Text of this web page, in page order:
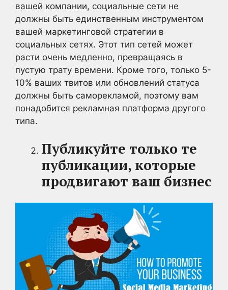
вашей компании, социальные сети не
должны быть единственным инструментом
вашей маркетинговой стратегии в
социальных сетях. Этот тип сетей может
расти очень медленно, превращаясь в
пустую трату времени. Кроме того, только 5-
10% ваших твитов или обновлений статуса
должны быть саморекламой, поэтому вам
понадобится рекламная платформа другого
типа.
Публикуйте только те
публикации, которые
продвигают ваш бизнес